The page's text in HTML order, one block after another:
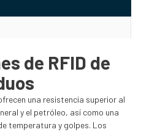
de RFID de
una resistencia superior al
y el petróleo, así como una
temperatura y golpes. Los